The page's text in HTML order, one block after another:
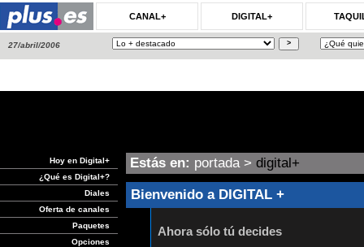
CANAL+ DIGITAL+
27/abril/2006
Hoy en Digital+
¿Qué es Digital+?
Diales
Oferta de canales
Paquetes
Opciones
Estás en: portada> digital+
Bienvenido a DIGITAL +
Ahora sólo tú decides